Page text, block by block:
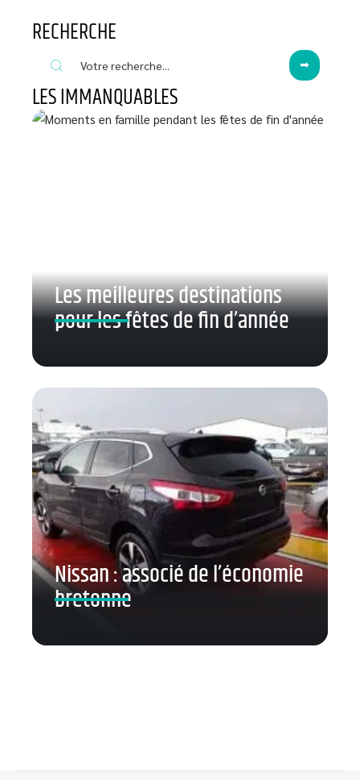
RECHERCHE
LES IMMANQUABLES
Les meilleures destinations
pour les fêtes de fin d’année
Nissan : associé de l’économie
bretonne